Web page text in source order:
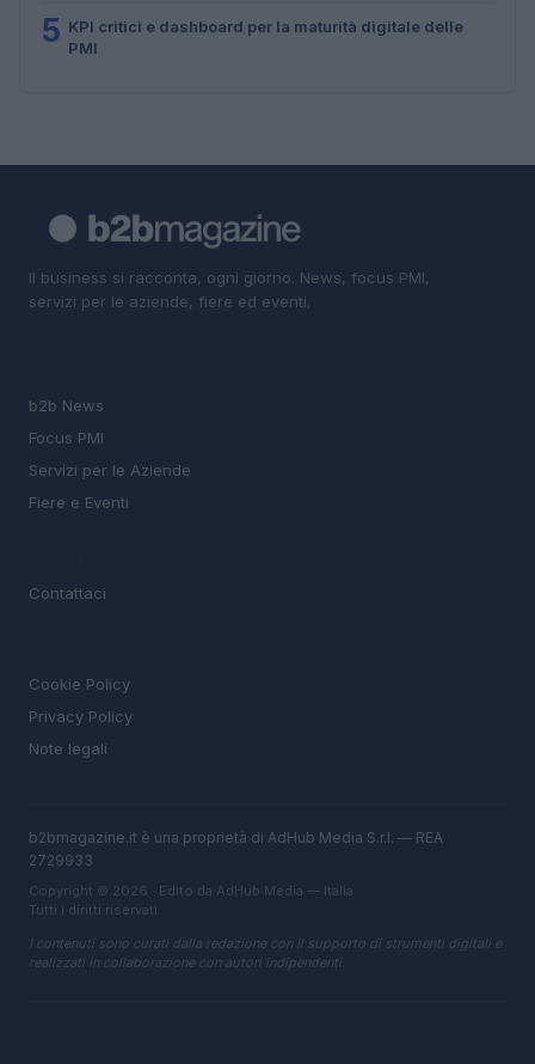
5 KPI critici e dashboard per la maturità digitale delle
PMI
Il business si racconta, ogni giorno. News, focus PMI,
servizi per le aziende, fiere ed eventi.
b2b News
Focus PMI
Servizi per le Aziende
Fiere e Eventi
Contattaci
Cookie Policy
Privacy Policy
Note legali
b2bmagazine.it è una proprietà di AdHub Media S.r.l. — REA
2729933
Copyright © 2026 · Edito da AdHub Media — Italia
Tutti i diritti riservati
I contenuti sono curati dalla redazione con il supporto di strumenti digitali e
realizzati in collaborazione con autori indipendenti.